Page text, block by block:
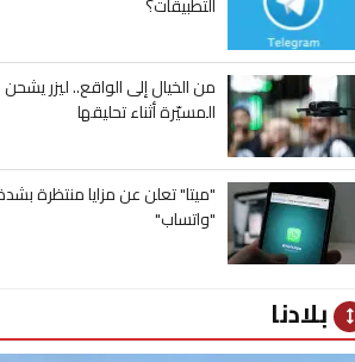
من الخيال إلى الواقع.. ليزر يشحن
المسيّرة أثناء تحليقها
"ميتا" تعلن عن مزايا منتظرة
"واتساب"
بلادنا